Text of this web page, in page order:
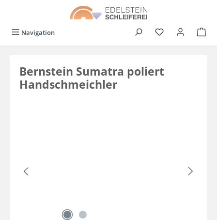
Navigation Du hast 0
Bernstein Sumatra poliert
Handschmeichler